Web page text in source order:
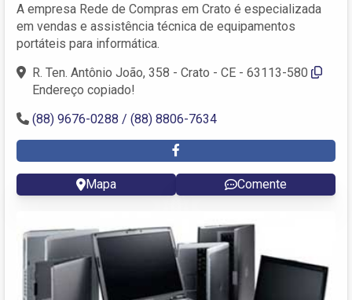
A empresa Rede de Compras em Crato é especializada
em vendas e assistência técnica de equipamentos
portáteis para informática.
R. Ten. Antônio João, 358 - Crato - CE - 63113-580
Endereço copiado!
(88) 9676-0288 / (88) 8806-7634
Mapa Comente